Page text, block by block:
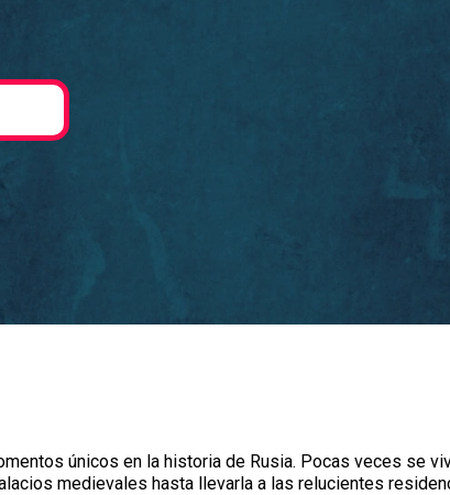
únicos en la historia de Rusia. Pocas veces se
medievales hasta llevarla a las relucientes